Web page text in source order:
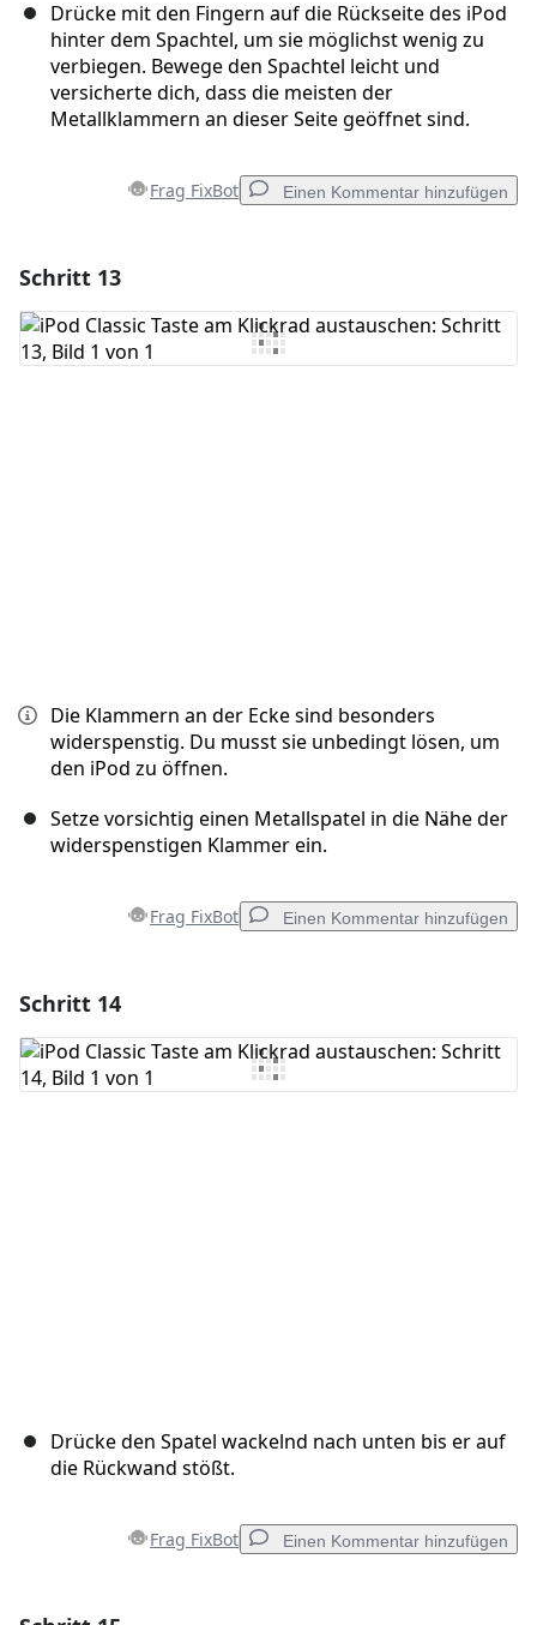
Drücke mit den Fingern auf die Rückseite des iPod
hinter dem Spachtel, um sie möglichst wenig zu
verbiegen. Bewege den Spachtel leicht und
versicherte dich, dass die meisten der
Metallklammern an dieser Seite geöffnet sind.
Frag FixBot Einen Kommentar hinzufügen
Kommentar hinzufügen
Schritt 13
Die Klammern an der Ecke sind besonders
widerspenstig. Du musst sie unbedingt lösen, um
den iPod zu öffnen.
Setze vorsichtig einen Metallspatel in die Nähe der
widerspenstigen Klammer ein.
Frag FixBot Einen Kommentar hinzufügen
Kommentar hinzufügen
Schritt 14
Drücke den Spatel wackelnd nach unten bis er auf
die Rückwand stößt.
Frag FixBot Einen Kommentar hinzufügen